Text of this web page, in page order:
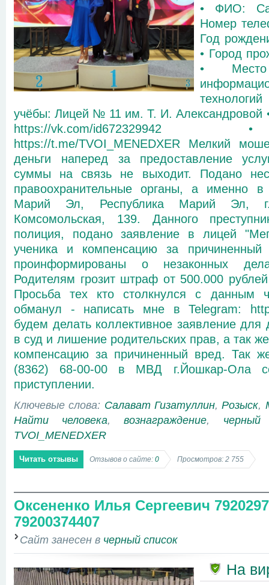
• ФИО:
Номер
Год
• Город
•
учёбы: Лицей № 11 им. Т. И. Александровой
https://vk.com/
https://t.me/TVOI_MENEDXER Мелкий
деньги наперед за предоставление
суммы на связь не выходит. Подано
правоохранительные органы, а именно
Марий Эл, Республика Марий Эл,
Комсомольская, 139. Данного
полиция, подано заявление в лицей
ученика и компенсацию за
проинформированы о незаконных
Родителям грозит штраф от 500.000
Просьба тех кто столкнулся с данным
обманул - написать мне в Telegram:
будем делать коллективное заявление
в суд и лишение родительских прав, а так
компенсацию за причиненный вред. Так
(8362) 68-00-00 в МВД г.Йошкар-Ола
приступлении.
Ключевые слова: Салават Гизатуллин,Розыск,
Найти человека,вознаграждение, черный
TVOI_MENEDXER
Читать отзывы Отзывов о сайте: 0 Просмотров: 2 755
Оксененко Илья Сергеевич
79200374407
Сайт занесен в черный список
На